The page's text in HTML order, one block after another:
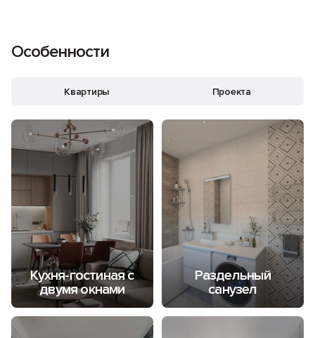
Особенности
Квартиры Проекта
Кухня-гостиная с
двумя окнами
Раздельный
санузел